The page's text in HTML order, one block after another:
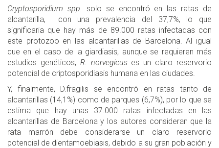
Cryptosporidium spp. solo se encontró en las ratas de
alcantarilla, con una prevalencia del 37,7%, lo que
significaria que hay más de 89.000 ratas infectadas con
este protozoo en las alcantarillas de Barcelona. Al igual
que en el caso de la giardiasis, aunque se requieren más
estudios genéticos, R. norvegicus es un claro reservorio
potencial de criptosporidiasis humana en las ciudades.
Y, finalmente, D.fragilis se encontró en ratas tanto de
alcantarillas (14,1%) como de parques (6,7%), por lo que se
estima que hay unas 37.000 ratas infectadas en las
alcantarillas de Barcelona y los autores consideran que la
rata marrón debe considerarse un claro reservorio
potencial de dientamoebiasis, debido a su gran población y